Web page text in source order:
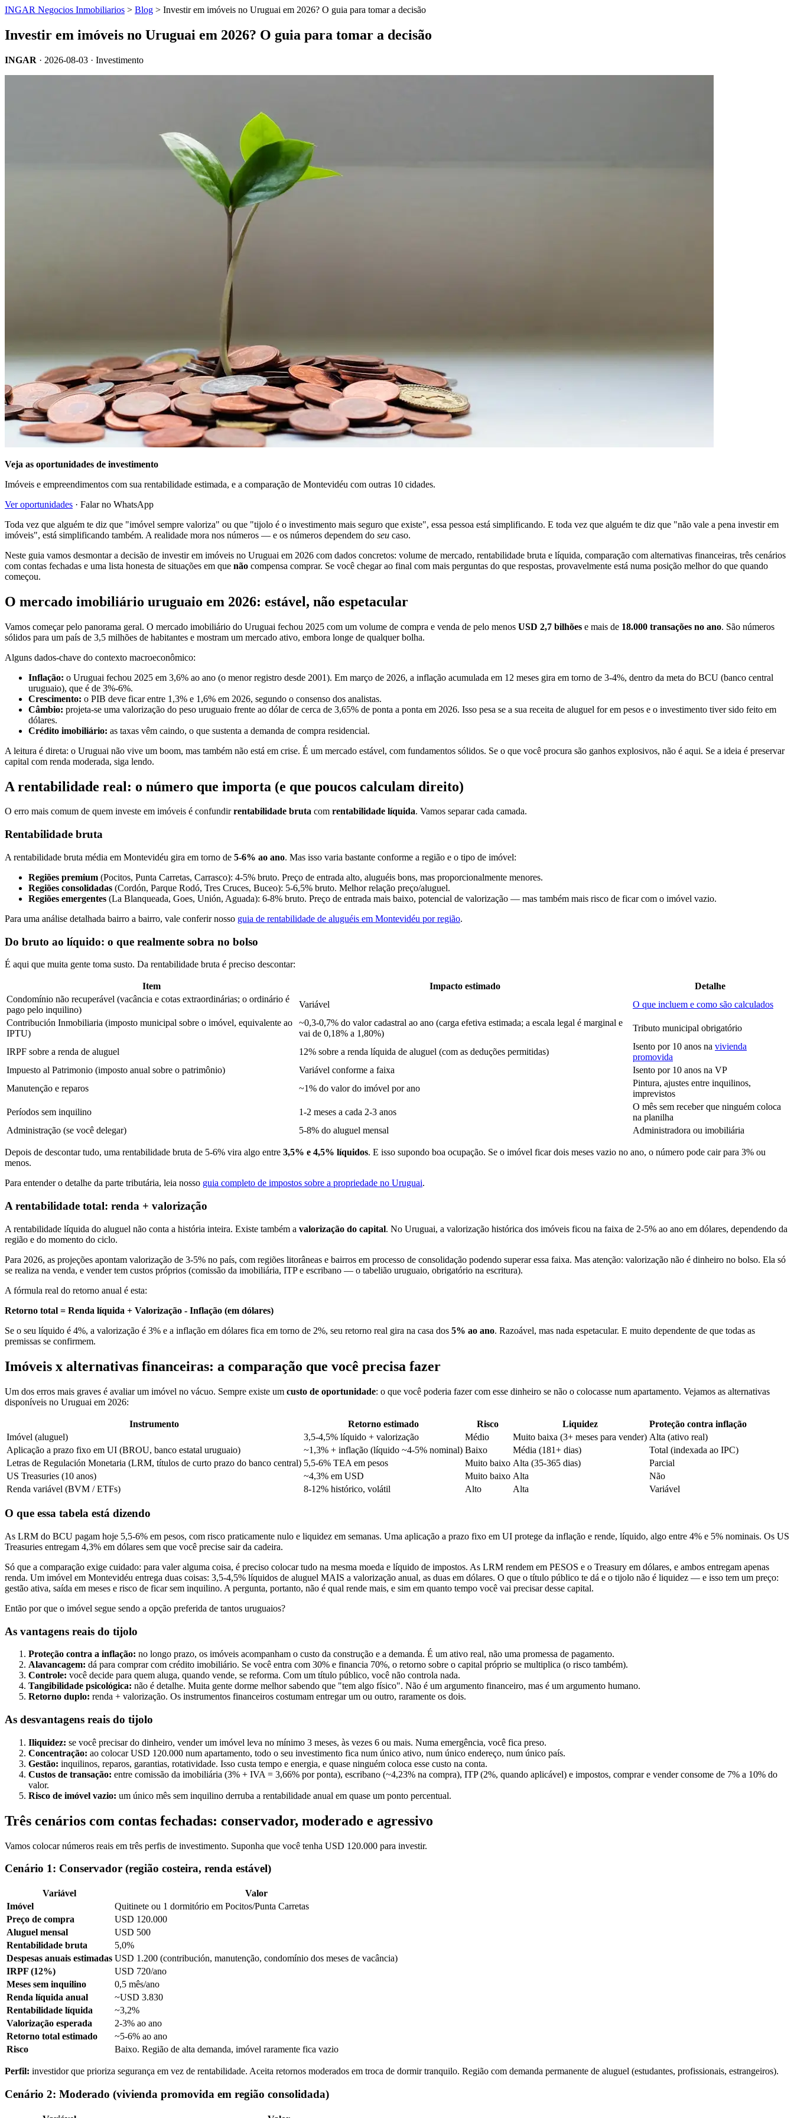
INGAR Negocios Inmobiliarios > Blog > Investir em imóveis no Uruguai em 2026? O guia para tomar a decisão
Investir em imóveis no Uruguai em 2026? O guia para tomar a decisão
INGAR · 2026-08-03 · Investimento
Veja as oportunidades de investimento
Imóveis e empreendimentos com sua rentabilidade estimada, e a comparação de Montevidéu com outras 10 cidades.
Ver oportunidades · Falar no WhatsApp
Toda vez que alguém te diz que "imóvel sempre valoriza" ou que "tijolo é o investimento mais seguro que existe", essa pessoa está simplificando. E toda vez que alguém te diz que "não vale a pena investir em
imóveis", está simplificando também. A realidade mora nos números — e os números dependem do seu caso.
Neste guia vamos desmontar a decisão de investir em imóveis no Uruguai em 2026 com dados concretos: volume de mercado, rentabilidade bruta e líquida, comparação com alternativas financeiras, três cenários
com contas fechadas e uma lista honesta de situações em que não compensa comprar. Se você chegar ao final com mais perguntas do que respostas, provavelmente está numa posição melhor do que quando
começou.
O mercado imobiliário uruguaio em 2026: estável, não espetacular
Vamos começar pelo panorama geral. O mercado imobiliário do Uruguai fechou 2025 com um volume de compra e venda de pelo menos USD 2,7 bilhões e mais de 18.000 transações no ano. São números
sólidos para um país de 3,5 milhões de habitantes e mostram um mercado ativo, embora longe de qualquer bolha.
Alguns dados-chave do contexto macroeconômico:
Inflação: o Uruguai fechou 2025 em 3,6% ao ano (o menor registro desde 2001). Em março de 2026, a inflação acumulada em 12 meses gira em torno de 3-4%, dentro da meta do BCU (banco central
uruguaio), que é de 3%-6%.
Crescimento: o PIB deve ficar entre 1,3% e 1,6% em 2026, segundo o consenso dos analistas.
Câmbio: projeta-se uma valorização do peso uruguaio frente ao dólar de cerca de 3,65% de ponta a ponta em 2026. Isso pesa se a sua receita de aluguel for em pesos e o investimento tiver sido feito em
dólares.
Crédito imobiliário: as taxas vêm caindo, o que sustenta a demanda de compra residencial.
A leitura é direta: o Uruguai não vive um boom, mas também não está em crise. É um mercado estável, com fundamentos sólidos. Se o que você procura são ganhos explosivos, não é aqui. Se a ideia é preservar
capital com renda moderada, siga lendo.
A rentabilidade real: o número que importa (e que poucos calculam direito)
O erro mais comum de quem investe em imóveis é confundirrentabilidade bruta com rentabilidade líquida. Vamos separar cada camada.
Rentabilidade bruta
A rentabilidade bruta média em Montevidéu gira em torno de 5-6% ao ano. Mas isso varia bastante conforme a região e o tipo de imóvel:
Regiões premium (Pocitos, Punta Carretas, Carrasco): 4-5% bruto. Preço de entrada alto, aluguéis bons, mas proporcionalmente menores.
Regiões consolidadas (Cordón, Parque Rodó, Tres Cruces, Buceo): 5-6,5% bruto. Melhor relação preço/aluguel.
Regiões emergentes (La Blanqueada, Goes, Unión, Aguada): 6-8% bruto. Preço de entrada mais baixo, potencial de valorização — mas também mais risco de ficar com o imóvel vazio.
Para uma análise detalhada bairro a bairro, vale conferir nosso guia de rentabilidade de aluguéis em Montevidéu por região.
Do bruto ao líquido: o que realmente sobra no bolso
É aqui que muita gente toma susto. Da rentabilidade bruta é preciso descontar:
Item Impacto estimado
Detalhe
Condomínio não recuperável (vacância e cotas extraordinárias; o ordinário é
pago pelo inquilino)
Variável
O que incluem e como são calculados
Contribución Inmobiliaria (imposto municipal sobre o imóvel, equivalente ao
IPTU)
~0,3-0,7% do valor cadastral ao ano (carga efetiva estimada; a escala legal é marginal e
vai de 0,18% a 1,80%)
Tributo municipal obrigatório
IRPF sobre a renda de aluguel 12% sobre a renda líquida de aluguel (com as deduções permitidas)
Isento por 10 anos na vivienda
promovida
Impuesto al Patrimonio (imposto anual sobre o patrimônio)
Variável conforme a faixa
Isento por 10 anos na VP
Manutenção e reparos
~1% do valor do imóvel por ano
Pintura, ajustes entre inquilinos,
imprevistos
Períodos sem inquilino
1-2 meses a cada 2-3 anos
O mês sem receber que ninguém coloca
na planilha
Administração (se você delegar)
5-8% do aluguel mensal Administradora ou imobiliária
Depois de descontar tudo, uma rentabilidade bruta de 5-6% vira algo entre 3,5% e 4,5% líquidos. E isso supondo boa ocupação. Se o imóvel ficar dois meses vazio no ano, o número pode cair para 3% ou
menos.
Para entender o detalhe da parte tributária, leia nosso guia completo de impostos sobre a propriedade no Uruguai.
A rentabilidade total: renda + valorização
A rentabilidade líquida do aluguel não conta a história inteira. Existe também a valorização do capital. No Uruguai, a valorização histórica dos imóveis ficou na faixa de 2-5% ao ano em dólares, dependendo da
região e do momento do ciclo.
Para 2026, as projeções apontam valorização de 3-5% no país, com regiões litorâneas e bairros em processo de consolidação podendo superar essa faixa. Mas atenção: valorização não é dinheiro no bolso. Ela só
se realiza na venda, e vender tem custos próprios (comissão da imobiliária, ITP e escribano — o tabelião uruguaio, obrigatório na escritura).
A fórmula real do retorno anual é esta:
Retorno total = Renda líquida + Valorização - Inflação (em dólares)
Se o seu líquido é 4%, a valorização é 3% e a inflação em dólares fica em torno de 2%, seu retorno real gira na casa dos 5% ao ano. Razoável, mas nada espetacular. E muito dependente de que todas as
premissas se confirmem.
Imóveis x alternativas financeiras: a comparação que você precisa fazer
Um dos erros mais graves é avaliar um imóvel no vácuo. Sempre existe um custo de oportunidade: o que você poderia fazer com esse dinheiro se não o colocasse num apartamento. Vejamos as alternativas
disponíveis no Uruguai em 2026:
Instrumento Retorno estimado Risco Liquidez
Proteção contra inflação
Imóvel (aluguel)
3,5-4,5% líquido + valorização Médio Muito baixa (3+ meses para vender) Alta (ativo real)
Aplicação a prazo fixo em UI (BROU, banco estatal uruguaio)
~1,3% + inflação (líquido ~4-5% nominal) Baixo Média (181+ dias)
Total (indexada ao IPC)
Letras de Regulación Monetaria (LRM, títulos de curto prazo do banco central) 5,5-6% TEA em pesos Muito baixo Alta (35-365 dias)
Parcial
US Treasuries (10 anos)
~4,3% em USD Muito baixo Alta
Não
Renda variável (BVM / ETFs)
8-12% histórico, volátil Alto Alta Variável
O que essa tabela está dizendo
As LRM do BCU pagam hoje 5,5-6% em pesos, com risco praticamente nulo e liquidez em semanas. Uma aplicação a prazo fixo em UI protege da inflação e rende, líquido, algo entre 4% e 5% nominais. Os US
Treasuries entregam 4,3% em dólares sem que você precise sair da cadeira.
Só que a comparação exige cuidado: para valer alguma coisa, é preciso colocar tudo na mesma moeda e líquido de impostos. As LRM rendem em PESOS e o Treasury em dólares, e ambos entregam apenas
renda. Um imóvel em Montevidéu entrega duas coisas: 3,5-4,5% líquidos de aluguel MAIS a valorização anual, as duas em dólares. O que o título público te dá e o tijolo não é liquidez — e isso tem um preço:
gestão ativa, saída em meses e risco de ficar sem inquilino. A pergunta, portanto, não é qual rende mais, e sim em quanto tempo você vai precisar desse capital.
Então por que o imóvel segue sendo a opção preferida de tantos uruguaios?
As vantagens reais do tijolo
Proteção contra a inflação: no longo prazo, os imóveis acompanham o custo da construção e a demanda. É um ativo real, não uma promessa de pagamento.
Alavancagem: dá para comprar com crédito imobiliário. Se você entra com 30% e financia 70%, o retorno sobre o capital próprio se multiplica (o risco também).
Controle: você decide para quem aluga, quando vende, se reforma. Com um título público, você não controla nada.
Tangibilidade psicológica: não é detalhe. Muita gente dorme melhor sabendo que "tem algo físico". Não é um argumento financeiro, mas é um argumento humano.
Retorno duplo: renda + valorização. Os instrumentos financeiros costumam entregar um ou outro, raramente os dois.
As desvantagens reais do tijolo
Iliquidez: se você precisar do dinheiro, vender um imóvel leva no mínimo 3 meses, às vezes 6 ou mais. Numa emergência, você fica preso.
Concentração: ao colocar USD 120.000 num apartamento, todo o seu investimento fica num único ativo, num único endereço, num único país.
Gestão: inquilinos, reparos, garantias, rotatividade. Isso custa tempo e energia, e quase ninguém coloca esse custo na conta.
Custos de transação: entre comissão da imobiliária (3% + IVA = 3,66% por ponta), escribano (~4,23% na compra), ITP (2%, quando aplicável) e impostos, comprar e vender consome de 7% a 10% do
valor.
Risco de imóvel vazio: um único mês sem inquilino derruba a rentabilidade anual em quase um ponto percentual.
Três cenários com contas fechadas: conservador, moderado e agressivo
Vamos colocar números reais em três perfis de investimento. Suponha que você tenha USD 120.000 para investir.
Cenário 1: Conservador (região costeira, renda estável)
Variável
Valor
Imóvel
Quitinete ou 1 dormitório em Pocitos/Punta Carretas
Preço de compra
USD 120.000
Aluguel mensal
USD 500
Rentabilidade bruta
5,0%
Despesas anuais estimadas USD 1.200 (contribución, manutenção, condomínio dos meses de vacância)
IRPF (12%)
USD 720/ano
Meses sem inquilino
0,5 mês/ano
Renda líquida anual
~USD 3.830
Rentabilidade líquida
~3,2%
Valorização esperada
2-3% ao ano
Retorno total estimado
~5-6% ao ano
Risco
Baixo. Região de alta demanda, imóvel raramente fica vazio
Perfil: investidor que prioriza segurança em vez de rentabilidade. Aceita retornos moderados em troca de dormir tranquilo. Região com demanda permanente de aluguel (estudantes, profissionais, estrangeiros).
Cenário 2: Moderado (vivienda promovida em região consolidada)